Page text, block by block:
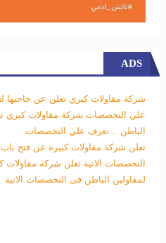
ADS
شركة مقاولات كبري تعلن عن حاجتها
علي التخصصات شركة مقاولات كبري
الباطن .. تعرف علي التخصصات
تعلن شركة مقاولات كبيرة عن فتح
التخصصات الاتية تعلن شركة مقاولات
لمقاولين الباطن فى التخصصات الاتية